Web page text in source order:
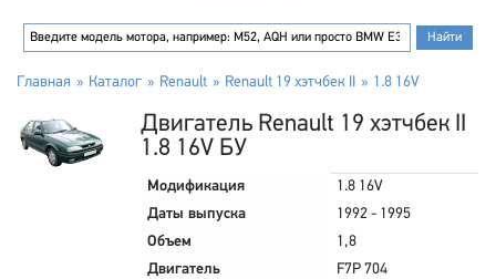
Главная Каталог Renault Renault 19 хэтчбек II 1.8 16V
Двигатель Renault 19 хэтчбек II
1.8 16V БУ
Модификация
1.8 16V
Даты выпуска
1992 - 1995
Объем
1,8
Двигатель
F7P 704